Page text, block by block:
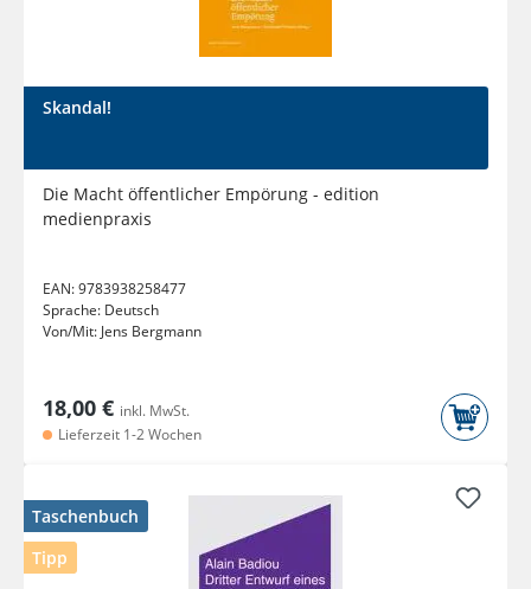
Skandal!
Die Macht öffentlicher Empörung - edition
medienpraxis
EAN:9783938258477
Sprache: Deutsch
Von/Mit: Jens Bergmann
18,00 € inkl. MwSt.
Lieferzeit 1-2 Wochen
Taschenbuch
Tipp